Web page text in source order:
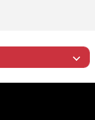
後」と隣り合わせ